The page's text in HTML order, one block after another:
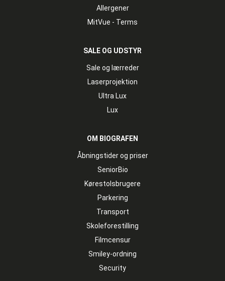
Allergener
MitVue - Terms
SALE OG UDSTYR
Sale og lærreder
Laserprojektion
Ultra Lux
Lux
OM BIOGRAFEN
Åbningstider og priser
SeniorBio
Kørestolsbrugere
Parkering
Transport
Skoleforestilling
Filmcensur
Smiley-ordning
Security